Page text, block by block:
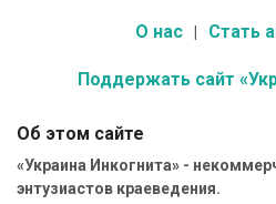
О нас Стать
Поддержать сайт
Об этом сайте
«Украина Инкогнита» -
энтузиастов краеведения.